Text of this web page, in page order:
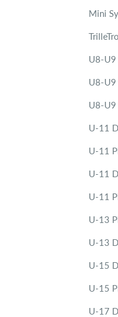
Mini
U8-U9
U8-U9
U8-U9
U-11
U-11
U-11
U-11
U-13
U-13
U-15
U-15
U-17